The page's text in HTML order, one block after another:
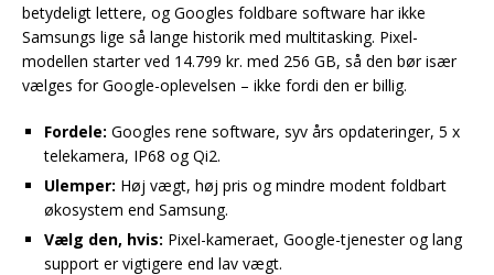
betydeligt lettere, og Googles foldbare software har ikke
Samsungs lige så lange historik med multitasking. Pixel-
modellen starter ved 14.799 kr. med 256 GB, så den bør især
vælges for Google-oplevelsen – ikke fordi den er billig.
Fordele: Googles rene software, syv års opdateringer, 5 x
telekamera, IP68 og Qi2.
Ulemper: Høj vægt, høj pris og mindre modent foldbart
økosystem end Samsung.
Vælg den, hvis: Pixel-kameraet, Google-tjenester og lang
support er vigtigere end lav vægt.